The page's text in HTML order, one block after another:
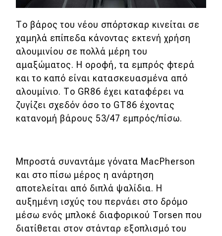
Tο βάρος του νέου σπόρτσκαρ κινείται σε
χαμηλά επίπεδα κάνοντας εκτενή χρήση
αλουμινίου σε πολλά μέρη του
αμαξώματος. Η οροφή, τα εμπρός φτερά
και το καπό είναι κατασκευασμένα από
αλουμίνιο. Το GR86 έχει καταφέρει να
ζυγίζει σχεδόν όσο το GT86 έχοντας
κατανομή βάρους 53/47 εμπρός/πίσω.
Μπροστά συναντάμε γόνατα MacPherson
και στο πίσω μέρος η ανάρτηση
αποτελείται από διπλά ψαλίδια. Η
αυξημένη ισχύς του περνάει στο δρόμο
μέσω ενός μπλοκέ διαφορικού Torsen που
διατίθεται στον στάνταρ εξοπλισμό του